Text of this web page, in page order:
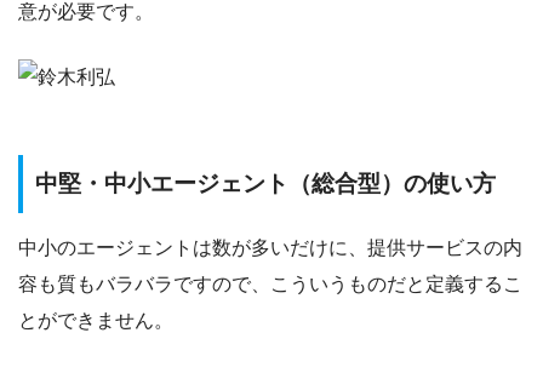
意が必要です。
中堅・中小エージェント（総合型）の使い方
中小のエージェントは数が多いだけに、 提供サービスの内
容も質もバラバラですので、こういうものだと定義するこ
とができません。